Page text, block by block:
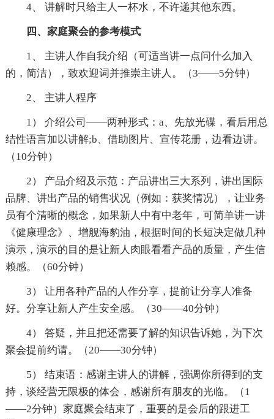
4、 讲解时只给主人一杯水，不许递其他东西。
四、家庭聚会的参考模式
1、 主讲人作自我介绍（可适当讲一点问什么加入
的，简洁），致欢迎词并推崇主讲人。（3——5分钟）
2、 主讲人程序
1） 介绍公司——两种形式：a、先放光碟，看后用总
结性语言加以讲解;b、借助图片、宣传花册，边看边讲。
（10分钟）
2） 产品介绍及示范：产品讲出三大系列，讲出国际
品牌、讲出产品的销售状况（例如：获奖情况），让业务
员有个清晰的概念，如果新人中有中老年，可简单讲一讲
《健康理念》、增舰海豹油，根据时间的长短决定做几种
演示，演示的目的是让新人肉眼看看产品的质量，产生信
赖感。（60分钟）
3） 让用各种产品的人作分享，提前让分享人准备
好。分享让新人产生安全感。（30——40分钟）
4） 答疑，并且把还需要了解的知识告诉她，为下次
聚会提前约请。（20——30分钟）
5） 结束语：感谢主讲人的讲解，强调你所得到的支
持，谈经营无限极的体会，感谢所有朋友的光临。（1
——2分钟）家庭聚会结束了，重要的是会后的跟进工